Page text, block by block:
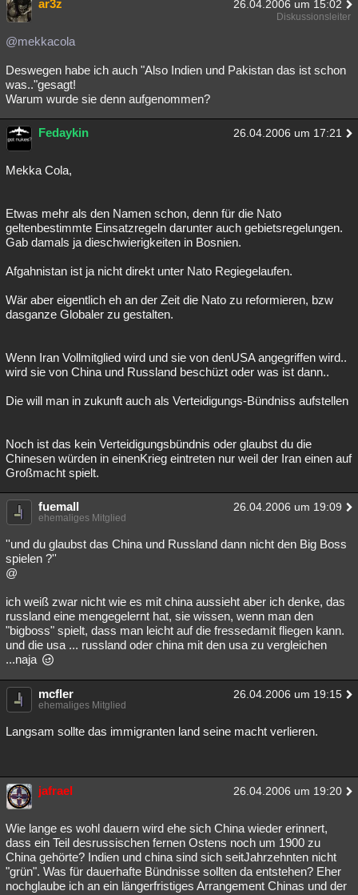
ar3z 26.04.2006 um 15:02
Diskussionsleiter
@mekkacola
Deswegen habe ich auch "Also Indien und Pakistan das ist schon
was.."gesagt!
Warum wurde sie denn aufgenommen?
Fedaykin 26.04.2006 um 17:21
Mekka Cola,
Etwas mehr als den Namen schon, denn für die Nato
geltenbestimmte Einsatzregeln darunter auch gebietsregelungen.
Gab damals ja dieschwierigkeiten in Bosnien.
Afgahnistan ist ja nicht direkt unter Nato Regiegelaufen.
Wär aber eigentlich eh an der Zeit die Nato zu reformieren, bzw
dasganze Globaler zu gestalten.
Wenn Iran Vollmitglied wird und sie von denUSA angegriffen wird..
wird sie von China und Russland beschüzt oder was ist dann..
Die will man in zukunft auch als Verteidigungs-Bündniss aufstellen
Noch ist das kein Verteidigungsbündnis oder glaubst du die
Chinesen würden in einenKrieg eintreten nur weil der Iran einen auf
Großmacht spielt.
fuemall 26.04.2006 um 19:09
ehemaliges Mitglied
''und du glaubst das China und Russland dann nicht den Big Boss
spielen ?''
@
ich weiß zwar nicht wie es mit china aussieht aber ich denke, das
russland eine mengegelernt hat, sie wissen, wenn man den
"bigboss" spielt, dass man leicht auf die fressedamit fliegen kann.
und die usa ... russland oder china mit den usa zu vergleichen
...naja
mcfler 26.04.2006 um 19:15
ehemaliges Mitglied
Langsam sollte das immigranten land seine macht verlieren.
jafrael 26.04.2006 um 19:20
Wie lange es wohl dauern wird ehe sich China wieder erinnert,
dass ein Teil desrussischen fernen Ostens noch um 1900 zu
China gehörte? Indien und china sind sich seitJahrzehnten nicht
"grün". Was für dauerhafte Bündnisse sollten da entstehen? Eher
nochglaube ich an ein längerfristiges Arrangement Chinas und der